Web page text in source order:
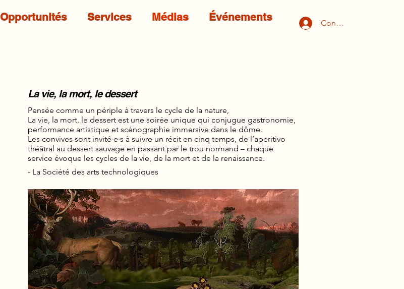
Opportunités Services Médias Événements Connexion
La vie, la mort, le dessert
Pensée comme un périple à travers le cycle de la nature,
La vie, la mort, le dessert est une soirée unique qui conjugue gastronomie,
performance artistique et scénographie immersive dans le dôme.
Les convives sont invité·e·s à suivre un récit en cinq temps, de l’aperitivo
théâtral au dessert sauvage en passant par le trou normand – chaque
service évoque les cycles de la vie, de la mort et de la renaissance.
- La Société des arts technologiques